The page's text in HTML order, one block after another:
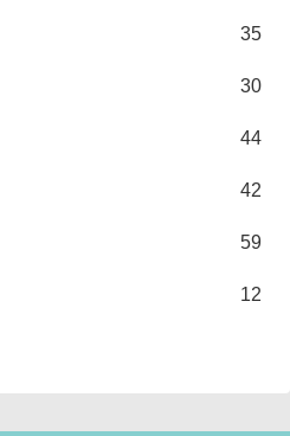
35
30
44
42
59
12